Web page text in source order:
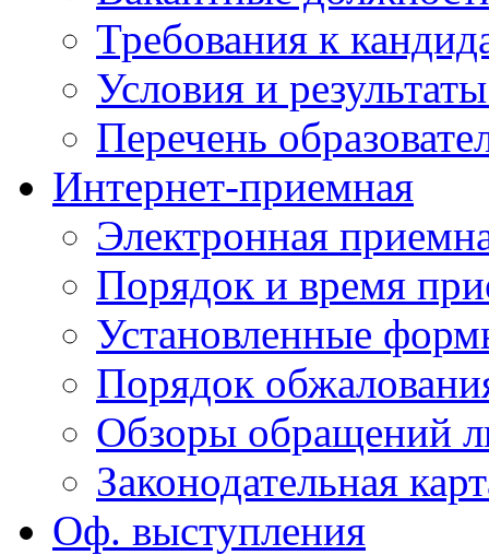
Требования к
Условия и
Перечень
Интернет-приемная
Электронная
Порядок и время
Установленные
Порядок
Обзоры обращений
Законодательная
Оф. выступления